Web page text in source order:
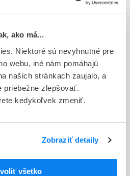
ako má...
Niektoré sú nevyhnutné pre
webu, iné nám pomáhajú
našich stránkach zaujalo, a
priebežne zlepšovať.
kedykoľvek zmeniť.
Zobraziť detaily
všetko